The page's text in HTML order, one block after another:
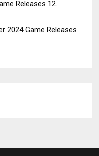
Releases 12.
2024 Game Releases